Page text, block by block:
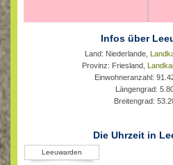
Infos über
Land: Niederlande,
Provinz: Friesland,
Einwohneranzahl:
Längengrad:
Breitengrad:
Die Uhrzeit in
Leeuwarden